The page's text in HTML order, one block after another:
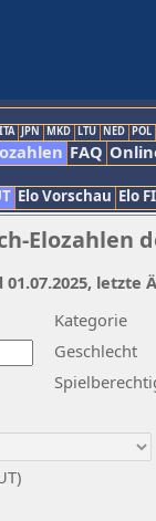
ITA JPN MKD LTU NED POL
FAQ
Elo Vorschau Elo
Elozahlen
Kategorie
Geschlecht
01.07.2025,